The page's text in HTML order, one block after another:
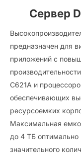
Сервер
предназначен для
приложений с
С621А и
обеспечивающих
ресурсоемких
Максимальная
до 4 ТБ оптимально
значительного